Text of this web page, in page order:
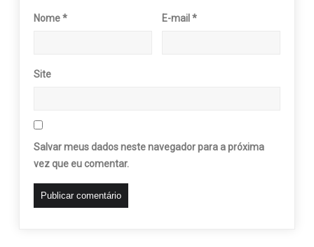
Nome* E-mail*
Site
Salvar meus dados neste navegador para a próxima
vez que eu comentar.